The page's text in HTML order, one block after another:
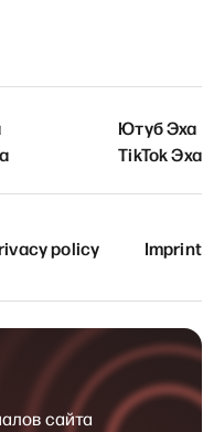
Ютуб Эха
TikTok Эха
policy Imprint
сайта